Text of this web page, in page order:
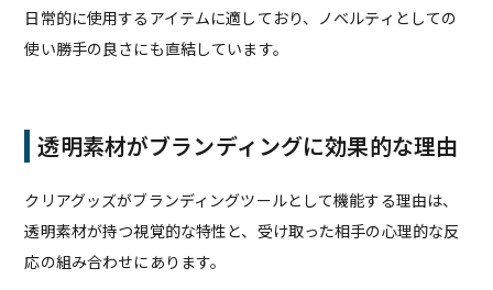
日常的に使用するアイテムに適しており、ノベルティとしての
使い勝手の良さにも直結しています。
透明素材がブランディングに効果的な理由
クリアグッズがブランディングツールとして機能する理由は、
透明素材が持つ視覚的な特性と、受け取った相手の心理的な反
応の組み合わせにあります。